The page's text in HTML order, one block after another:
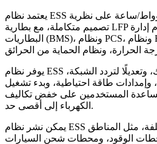
يعتمد نظام ESS الموزع بقدرة 215 كيلوواط/ساعة على نظرية
تصميم متكاملة، مع بطارية LFP عالية التكامل، ونظام إدارة
البطاريات (BMS)، ونظام PCS، ونظام EMS، ونظام توزيع الطاقة،
يوفر نظام ESS تخفيضًا في ذروة الاستهلاك، وتعديلًا لتردد الشبكة،
وإمدادات طاقة احتياطية، وبدء تشغيل
المستخدمين على خفض تكاليف
الكهرباء إلى أقصى حد.
يمكن نشر نظام ESS بمرونة في سيناريوهات مختلفة، مثل المناطق
الوقود، ومحطات شحن السيارات